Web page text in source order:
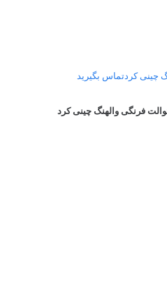
چینی کردتماس بگیرید
فرنگی والهنگ چینی کرد